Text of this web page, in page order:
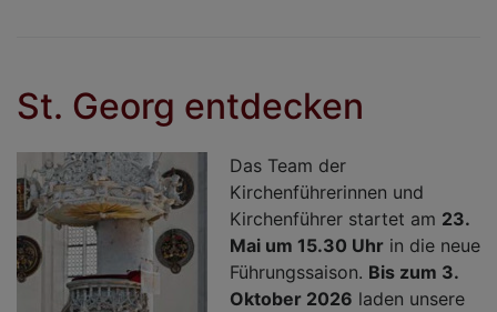
St. Georg entdecken
Das Team der
Kirchenführerinnen und
Kirchenführer startet am 23.
Mai um 15.30 Uhr in die neue
Führungssaison. Bis zum 3.
Oktober 2026 laden unsere